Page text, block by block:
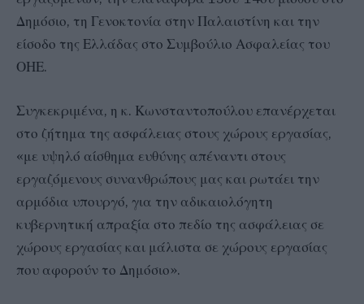
Δημόσιο, τη Γενοκτονία στην Παλαιστίνη και την
είσοδο της Ελλάδας στο Συμβούλιο Ασφαλείας του
ΟΗΕ.
Συγκεκριμένα, η κ. Κωνσταντοπούλου επανέρχεται
στο ζήτημα της ασφάλειας στους χώρους εργασίας,
«με υψηλό αίσθημα ευθύνης απέναντι στους
εργαζόμενους συνανθρώπους μας και ρωτάει την
αρμόδια υπουργό, για την αδικαιολόγητη
κυβερνητική απραξία στο πεδίο της ασφάλειας σε
χώρους εργασίας και μάλιστα σε χώρους εργασίας
που αφορούν το Δημόσιο».